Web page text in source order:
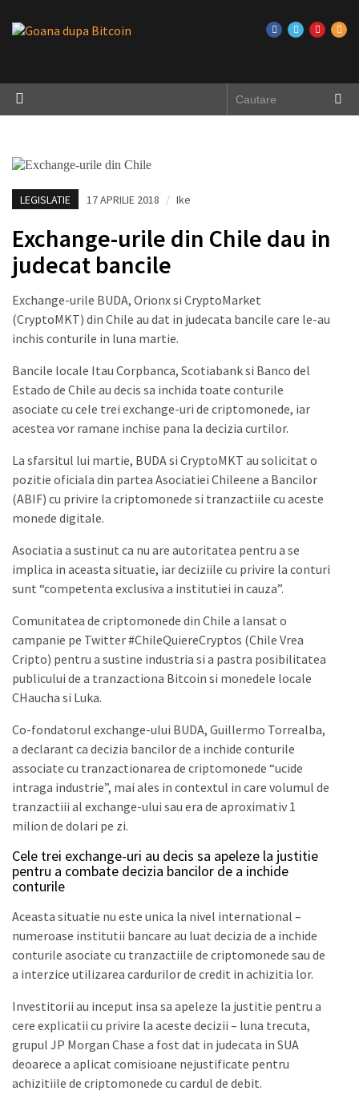
LEGISLATIE 17 APRILIE 2018 / Ike
Exchange-urile din Chile dau in
judecat bancile
Exchange-urile BUDA, Orionx si CryptoMarket
(CryptoMKT) din Chile au dat in judecata bancile care le-au
inchis conturile in luna martie.
Bancile locale Itau Corpbanca, Scotiabank si Banco del
Estado de Chile au decis sa inchida toate conturile
asociate cu cele trei exchange-uri de criptomonede, iar
acestea vor ramane inchise pana la decizia curtilor.
La sfarsitul lui martie, BUDA si CryptoMKT au solicitat o
pozitie oficiala din partea Asociatiei Chileene a Bancilor
(ABIF) cu privire la criptomonede si tranzactiile cu aceste
monede digitale.
Asociatia a sustinut ca nu are autoritatea pentru a se
implica in aceasta situatie, iar deciziile cu privire la conturi
sunt “competenta exclusiva a institutiei in cauza”.
Comunitatea de criptomonede din Chile a lansat o
campanie pe Twitter #ChileQuiereCryptos (Chile Vrea
Cripto) pentru a sustine industria si a pastra posibilitatea
publicului de a tranzactiona Bitcoin si monedele locale
CHaucha si Luka.
Co-fondatorul exchange-ului BUDA, Guillermo Torrealba,
a declarant ca decizia bancilor de a inchide conturile
associate cu tranzactionarea de criptomonede “ucide
intraga industrie”, mai ales in contextul in care volumul de
tranzactiii al exchange-ului sau era de aproximativ 1
milion de dolari pe zi.
Cele trei exchange-uri au decis sa apeleze la justitie
pentru a combate decizia bancilor de a inchide
conturile
Aceasta situatie nu este unica la nivel international –
numeroase institutii bancare au luat decizia de a inchide
conturile asociate cu tranzactiile de criptomonede sau de
a interzice utilizarea cardurilor de credit in achizitia lor.
Investitorii au inceput insa sa apeleze la justitie pentru a
cere explicatii cu privire la aceste decizii – luna trecuta,
grupul JP Morgan Chase a fost dat in judecata in SUA
deoarece a aplicat comisioane nejustificate pentru
achizitiile de criptomonede cu cardul de debit.